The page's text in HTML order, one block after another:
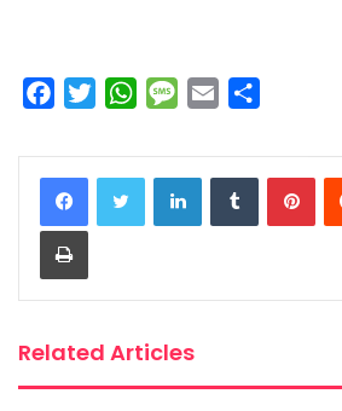
c
e
b
o
o
i
t
t
W
a
t
s
M
s
s
a
a
i
a
r
e
LinkedInTumblr
Print
Related Articles